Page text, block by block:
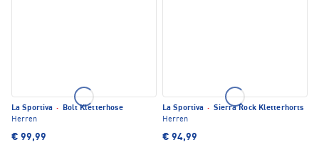
La Sportiva ·
Bolt Kletterhose
Herren
€ 99,99
La Sportiva · Sierra Rock Kletterhorts
Herren
€ 94,99